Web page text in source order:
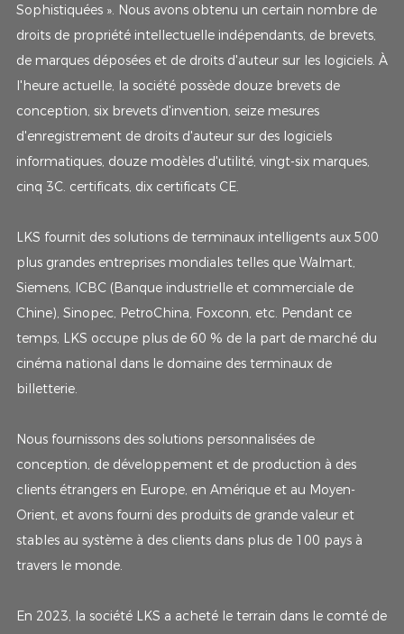
Sophistiquées ». Nous avons obtenu un certain nombre de
droits de propriété intellectuelle indépendants, de brevets,
de marques déposées et de droits d'auteur sur les logiciels. À
l'heure actuelle, la société possède douze brevets de
conception, six brevets d'invention, seize mesures
d'enregistrement de droits d'auteur sur des logiciels
informatiques, douze modèles d'utilité, vingt-six marques,
cinq 3C. certificats, dix certificats CE.
LKS fournit des solutions de terminaux intelligents aux 500
plus grandes entreprises mondiales telles que Walmart,
Siemens, ICBC (Banque industrielle et commerciale de
Chine), Sinopec, PetroChina, Foxconn, etc. Pendant ce
temps, LKS occupe plus de 60 % de la part de marché du
cinéma national dans le domaine des terminaux de
billetterie.
Nous fournissons des solutions personnalisées de
conception, de développement et de production à des
clients étrangers en Europe, en Amérique et au Moyen-
Orient, et avons fourni des produits de grande valeur et
stables au système à des clients dans plus de 100 pays à
travers le monde.
En 2023, la société LKS a acheté le terrain dans le comté de